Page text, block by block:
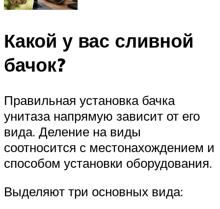
Какой у вас сливной
бачок?
Правильная установка бачка
унитаза напрямую зависит от его
вида. Деление на виды
соотносится с местонахождением и
способом установки оборудования.
Выделяют три основных вида: